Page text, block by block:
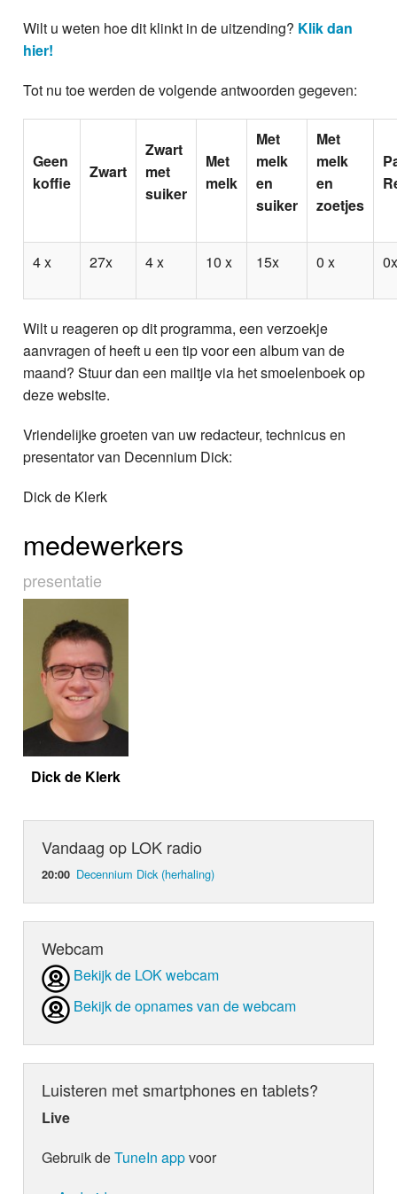
Wilt u weten hoe dit klinkt in de uitzending? Klik dan
hier!
Tot nu toe werden de volgende antwoorden gegeven:
Geen
koffie
Zwart
Zwart
met
suiker
Met
melk
Met
melk
en
suiker
Met
melk
en
zoetjes
4 x 27x 4 x 10 x 15x 0 x
Wilt u reageren op dit programma, een verzoekje
aanvragen of heeft u een tip voor een album van de
maand? Stuur dan een mailtje via het smoelenboek op
deze website.
Vriendelijke groeten van uw redacteur, technicus en
presentator van Decennium Dick:
Dick de Klerk
medewerkers
presentatie
Dick de Klerk
Vandaag op LOK radio
20:00 Decennium Dick (herhaling)
Webcam
Bekijk de LOK webcam
Bekijk de opnames van de webcam
Luisteren met smartphones en tablets?
Live
Gebruik deTuneIn appvoor